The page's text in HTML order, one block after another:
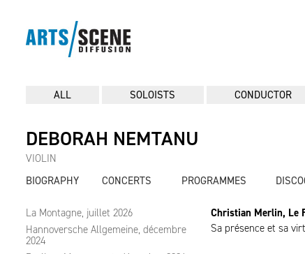
ALL SOLOISTS CONDUCTOR
DEBORAH NEMTANU
VIOLIN
BIOGRAPHY
CONCERTS PROGRAMMES
La Montagne, juillet 2026
Hannoversche Allgemeine, décembre
2024
Christian Merlin, Le
Sa présence et sa